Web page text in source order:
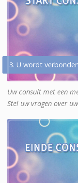
3. U wordt
Uw consult met een
Stel uw vragen over uw